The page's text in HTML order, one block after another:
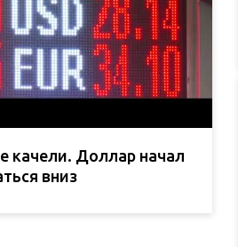
качели. Доллар начал
вниз